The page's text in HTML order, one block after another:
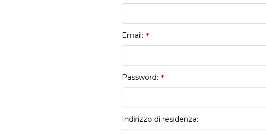
Email: *
Password: *
Indirizzo di residenza: